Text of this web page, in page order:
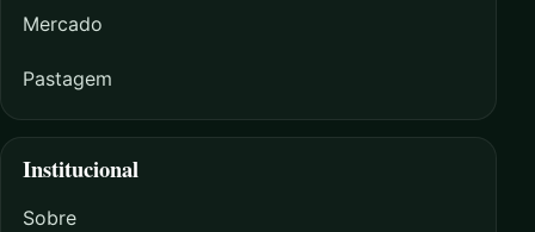
Mercado
Pastagem
Institucional
Sobre